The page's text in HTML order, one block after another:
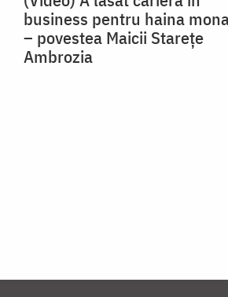
business pentru haina
– povestea Maicii Starețe
Ambrozia